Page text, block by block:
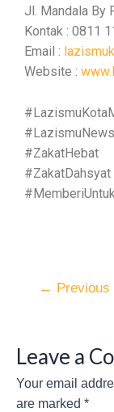
Jl. Mandala By
Kontak : 0811
Email :
Website :
#LazismuNews
#ZakatHebat
#ZakatDahsyat
← Previous
Leave a
Your email
are marked *